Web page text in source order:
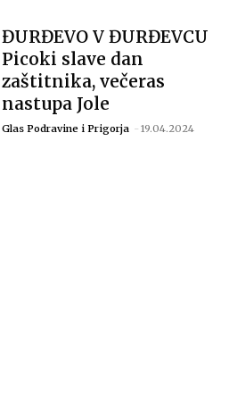
ĐURĐEVO V ĐURĐEVCU
Picoki slave dan
zaštitnika, večeras
nastupa Jole
Glas Podravine i Prigorja - 19.04.2024